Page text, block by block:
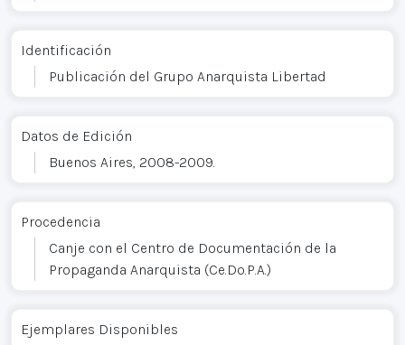
Identificación
Publicación del Grupo Anarquista Libertad
Datos de Edición
Buenos Aires, 2008-2009.
Procedencia
Canje con el Centro de Documentación de la
Propaganda Anarquista (Ce.Do.P.A.)
Ejemplares Disponibles